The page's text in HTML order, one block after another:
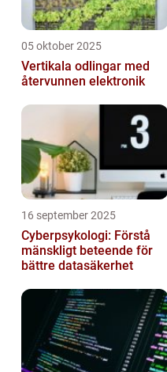
05 oktober 2025
Vertikala odlingar med
återvunnen elektronik
16 september 2025
Cyberpsykologi: Förstå
mänskligt beteende för
bättre datasäkerhet